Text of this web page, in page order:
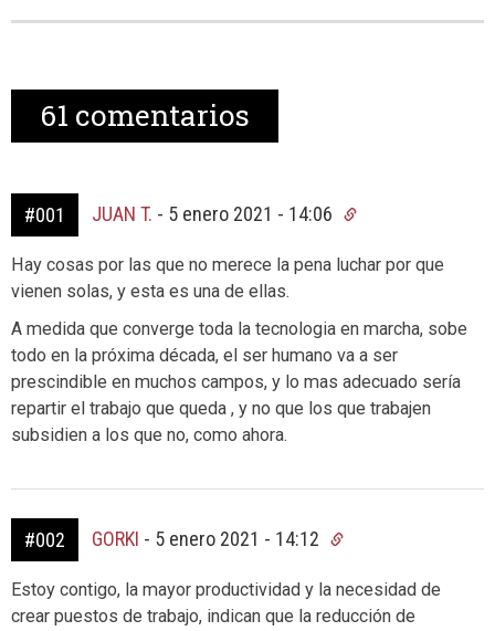
61 comentarios
#001 JUAN T. - 5 enero 2021 - 14:06
Hay cosas por las que no merece la pena luchar por que
vienen solas, y esta es una de ellas.
A medida que converge toda la tecnologia en marcha, sobe
todo en la próxima década, el ser humano va a ser
prescindible en muchos campos, y lo mas adecuado sería
repartir el trabajo que queda , y no que los que trabajen
subsidien a los que no, como ahora.
#002 GORKI - 5 enero 2021 - 14:12
Estoy contigo, la mayor productividad y la necesidad de
crear puestos de trabajo, indican que la reducción de